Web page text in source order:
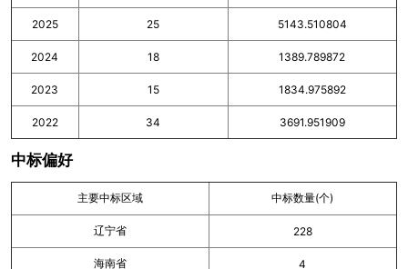
2025 25 5143.510804
2024 18 1389.789872
2023 15 1834.975892
2022 34 3691.951909
中标偏好
主要中标区域 中标数量(个)
辽宁省 228
海南省 4